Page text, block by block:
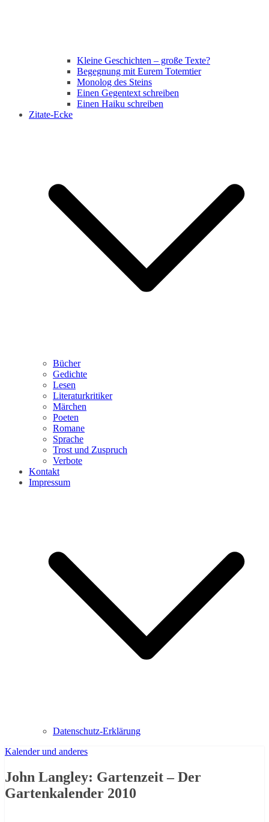
Kleine Geschichten – große Texte?
Begegnung mit Eurem Totemtier
Monolog des Steins
Einen Gegentext schreiben
Einen Haiku schreiben
Zitate-Ecke
Bücher
Gedichte
Lesen
Literaturkritiker
Märchen
Poeten
Romane
Sprache
Trost und Zuspruch
Verbote
Kontakt
Impressum
Datenschutz-Erklärung
Kalender und anderes
John Langley: Gartenzeit – Der
Gartenkalender 2010